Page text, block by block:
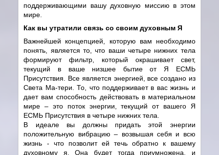
поддерживающими вашу духовную миссию в этом
мире.
Как вы утратили связь со своим духовным Я
Важнейшей концепцией, которую вам необходимо
понять, является то, что ваши четыре нижних тела
формируют фильтр, который окрашивает свет,
текущий в ваше низшее бытие от Я ЕСМЬ
Присутствия. Все является энергией, все создано из
Света Ма-тери. То, что поддерживает в вас жизнь и
дает вам способность действовать в материальном
мире – это поток энергии, текущий от вашего Я
ЕСМЬ Присутствия в четыре нижних тела.
В идеале вы должны придать этой энергии
положительную вибрацию – возвышая себя и всю
жизнь - что позволит ей течь обратно к вашему
духовному я. Она будет тогда приумножена, и